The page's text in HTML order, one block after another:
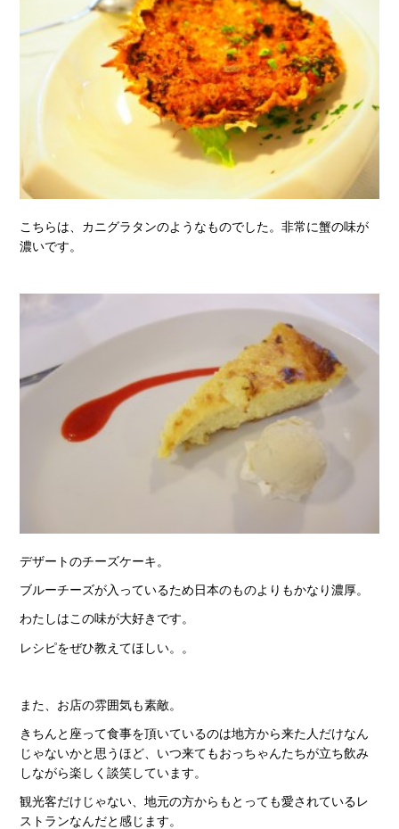
こちらは、カニグラタンのようなものでした。非常に蟹の味が
濃いです。
デザートのチーズケーキ。
ブルーチーズが入っているため日本のものよりもかなり濃厚。
わたしはこの味が大好きです。
レシピをぜひ教えてほしい。。
また、お店の雰囲気も素敵。
きちんと座って食事を頂いているのは地方から来た人だけなん
じゃないかと思うほど、いつ来てもおっちゃんたちが立ち飲み
しながら楽しく談笑しています。
観光客だけじゃない、地元の方からもとっても愛されているレ
ストランなんだと感じます。